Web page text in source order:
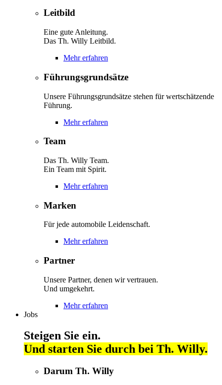
Leitbild
Eine gute Anleitung.
Das Th. Willy Leitbild.
Mehr erfahren
Führungsgrundsätze
Unsere Führungsgrundsätze stehen für wertschätzende
Führung.
Mehr erfahren
Team
Das Th. Willy Team.
Ein Team mit Spirit.
Mehr erfahren
Marken
Für jede automobile Leidenschaft.
Mehr erfahren
Partner
Unsere Partner, denen wir vertrauen.
Und umgekehrt.
Mehr erfahren
Jobs
Steigen Sie ein.
Und starten Sie durch bei Th. Willy.
Darum Th. Willy